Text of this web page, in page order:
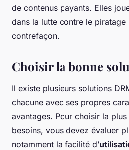
de contenus payants. Elles
dans la lutte contre le piratage
contrefaçon.
Choisir la bonne
Il existe plusieurs solutions
chacune avec ses propres
avantages. Pour choisir la
besoins, vous devez évaluer
notamment la facilité d’